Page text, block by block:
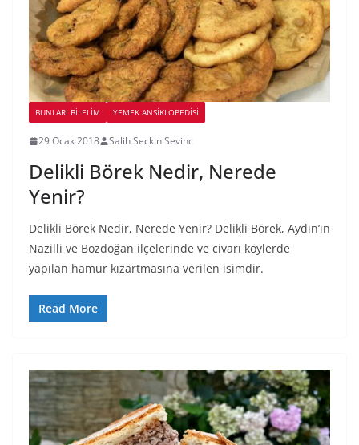
BUNLARI BILELIM YEMEK ANSİKLOPEDİSİ
29 Ocak 2018 Salih Seckin Sevinc
Delikli Börek Nedir, Nerede
Yenir?
Delikli Börek Nedir, Nerede Yenir? Delikli Börek, Aydın’ın
Nazilli ve Bozdoğan ilçelerinde ve civarı köylerde
yapılan hamur kızartmasına verilen isimdir.
Read More